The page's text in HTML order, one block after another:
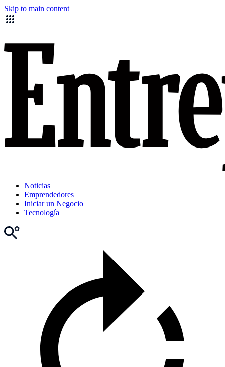
Skip to main content
Noticias
Emprendedores
Iniciar un Negocio
Tecnología